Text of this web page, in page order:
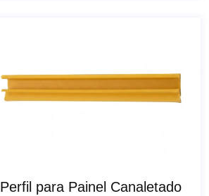
Perfil para Painel Canaletado